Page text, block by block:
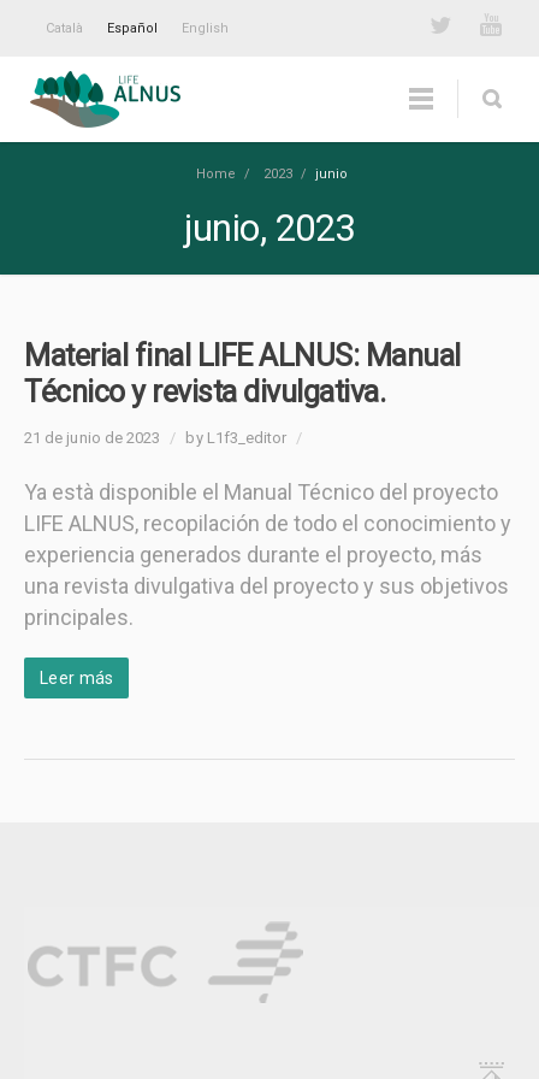
Català Español English
Home / 2023 / junio
junio, 2023
Material final LIFE ALNUS: Manual
Técnico y revista divulgativa.
21 de junio de 2023 / by L1f3_editor /
Ya està disponible el Manual Técnico del proyecto
LIFE ALNUS, recopilación de todo el conocimiento y
experiencia generados durante el proyecto, más
una revista divulgativa del proyecto y sus objetivos
principales.
Leer más